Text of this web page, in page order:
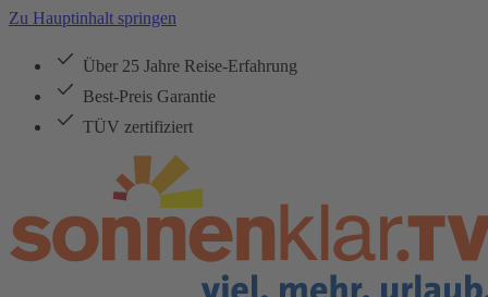
Zu Hauptinhalt springen
Über 25 Jahre Reise-Erfahrung
Best-Preis Garantie
TÜV zertifiziert